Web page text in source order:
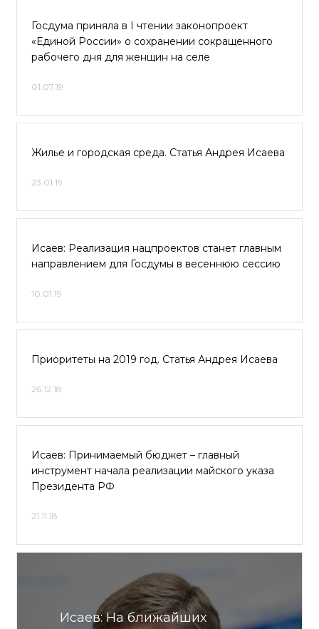
Госдума приняла в I чтении законопроект
«Единой России» о сохранении сокращенного
рабочего дня для женщин на селе
01.07.19
Жилье и городская среда. Статья Андрея Исаева
23.01.19
Исаев: Реализация нацпроектов станет главным
направлением для Госдумы в весеннюю сессию
10.01.19
Приоритеты на 2019 год. Статья Андрея Исаева
26.12.18
Исаев: Принимаемый бюджет – главный
инструмент начала реализации майского указа
Президента РФ
21.11.18
Исаев: На ближайших